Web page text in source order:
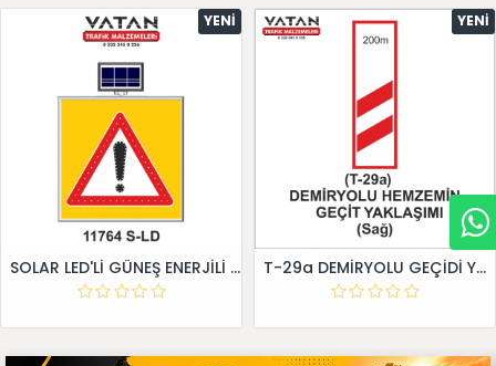
YENI
SOLAR LED'Lİ GÜNEŞ ENERJİLİ LEVHA
YENI
T-29a DEMİRYOLU GEÇİDİ YAKLAŞIM LEVHALARI (Sağ)